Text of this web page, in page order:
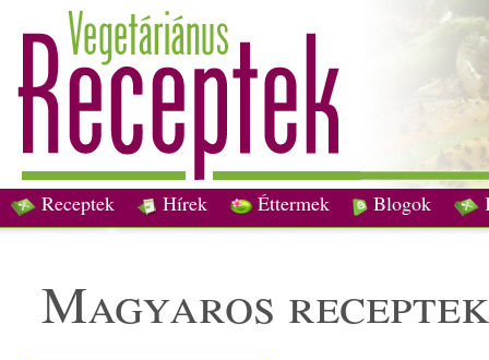
Receptek Hírek Éttermek Blogok
magyaros